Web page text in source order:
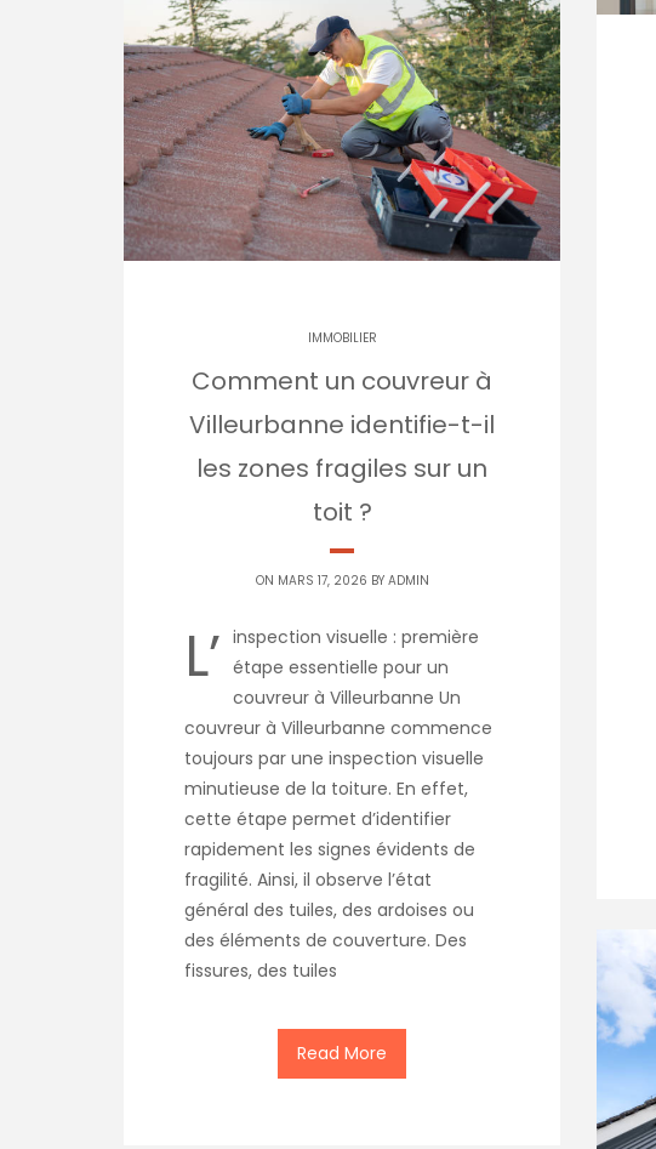
IMMOBILIER
Comment un couvreur à
Villeurbanne identifie-t-il
les zones fragiles sur un
toit ?
ON MARS 17, 2026 BY ADMIN
L’ inspection visuelle : première
étape essentielle pour un
couvreur à Villeurbanne Un
couvreur à Villeurbanne commence
toujours par une inspection visuelle
minutieuse de la toiture. En effet,
cette étape permet d’identifier
rapidement les signes évidents de
fragilité. Ainsi, il observe l’état
général des tuiles, des ardoises ou
des éléments de couverture. Des
fissures, des tuiles
Read More